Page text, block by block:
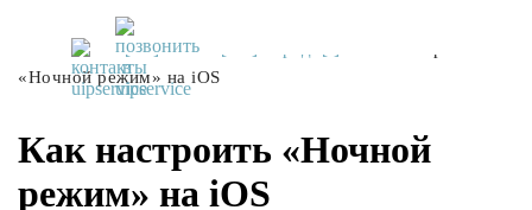
UiPservice »[:ru]Советы[:ua]Поради[:]
«Ночной режим» на iOS
Как настроить «Ночной
режим» на iOS